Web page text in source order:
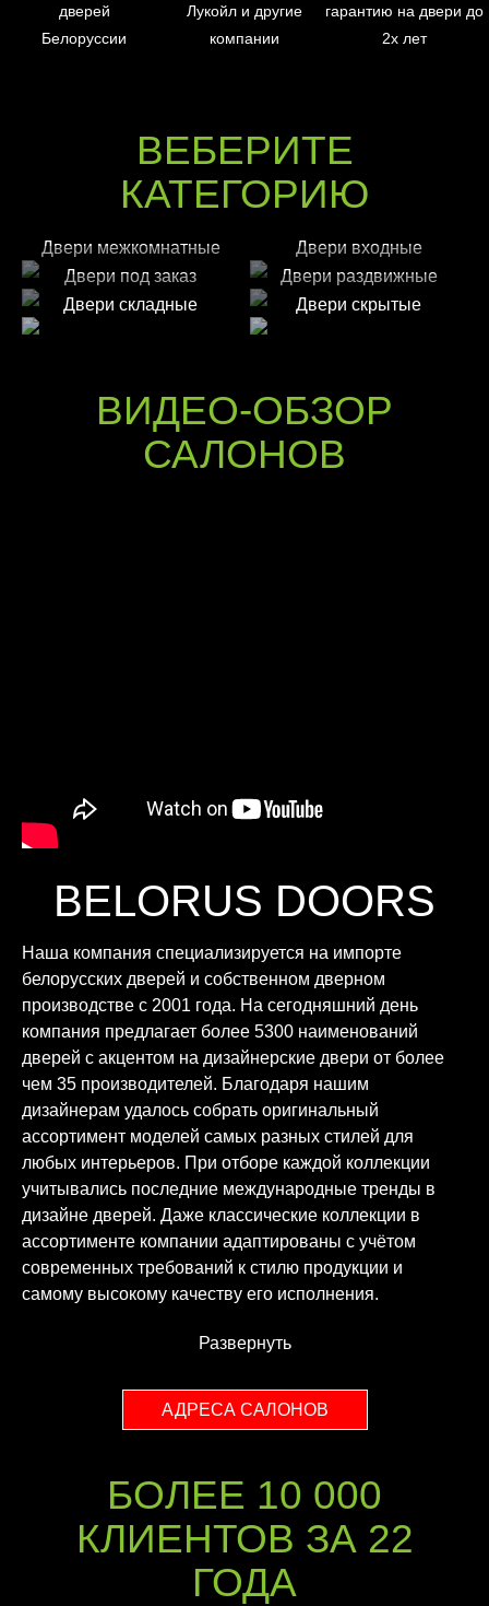
дверей
Белоруссии
Лукойл и другие
компании
гарантию на двери до
2х лет
ВЕБЕРИТЕ
КАТЕГОРИЮ
Двери межкомнатные
Двери входные
Двери под заказ
Двери раздвижные
Двери складные
Двери скрытые
ВИДЕО-ОБЗОР
САЛОНОВ
BELORUS DOORS
Наша компания специализируется на импорте
белорусских дверей и собственном дверном
производстве с 2001 года. На сегодняшний день
компания предлагает более 5300 наименований
дверей с акцентом на дизайнерские двери от более
чем 35 производителей. Благодаря нашим
дизайнерам удалось собрать оригинальный
ассортимент моделей самых разных стилей для
любых интерьеров. При отборе каждой коллекции
учитывались последние международные тренды в
дизайне дверей. Даже классические коллекции в
ассортименте компании адаптированы с учётом
современных требований к стилю продукции и
самому высокому качеству его исполнения.
Развернуть
АДРЕСА САЛОНОВ
БОЛЕЕ 10 000
КЛИЕНТОВ ЗА 22
ГОДА